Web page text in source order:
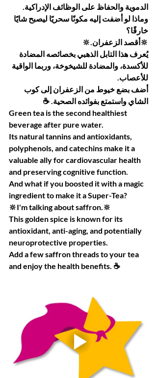
الدموية والحفاظ على الوظائف الإدراكية.
وماذا لو أضفت إليه مكونًا سحريًا ليصبح شايًا
خارقًا؟
🔆أقصد الزعفران.🔆
يُعرف هذا التابل الذهبي بخصائصه المضادة
للأكسدة، والمضادة للشيخوخة، وربما الواقية
للأعصاب.
أضف بضع خيوط من الزعفران إلى كوب
الشاي واستمتع بفوائده الصحية. ☕️
Green tea is the second healthiest
beverage after pure water.
Its natural tannins and antioxidants,
polyphenols, and catechins make it a
valuable ally for cardiovascular health
and preserving cognitive function.
And what if you boosted it with a magic
ingredient to make it a Super-Tea?
🔆I'm talking about saffron.🔆
This golden spice is known for its
antioxidant, anti-aging, and potentially
neuroprotective properties.
Add a few saffron threads to your tea
and enjoy the health benefits. ☕️